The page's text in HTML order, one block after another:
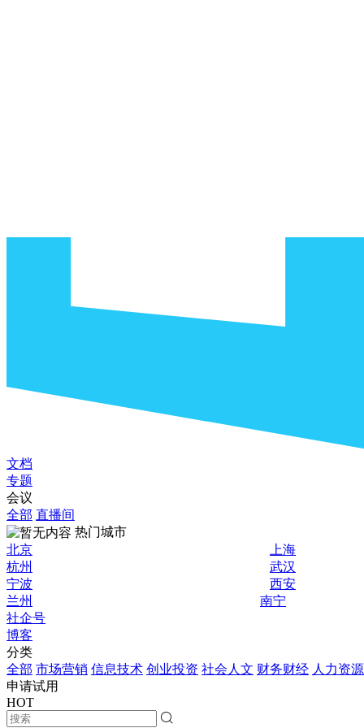
文档
专题
会议
全部 直播间
热门城市
北京
上海
杭州
武汉
宁波
西安
兰州
南宁
社企号
博客
分类
全部 市场营销 信息技术 创业投资 社会人文 财务财经 人力资源
申请试用
HOT